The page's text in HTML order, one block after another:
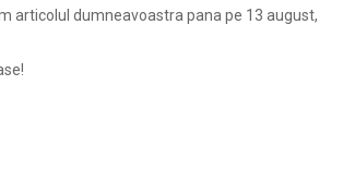
articolul dumneavoastra pana pe 13 august,